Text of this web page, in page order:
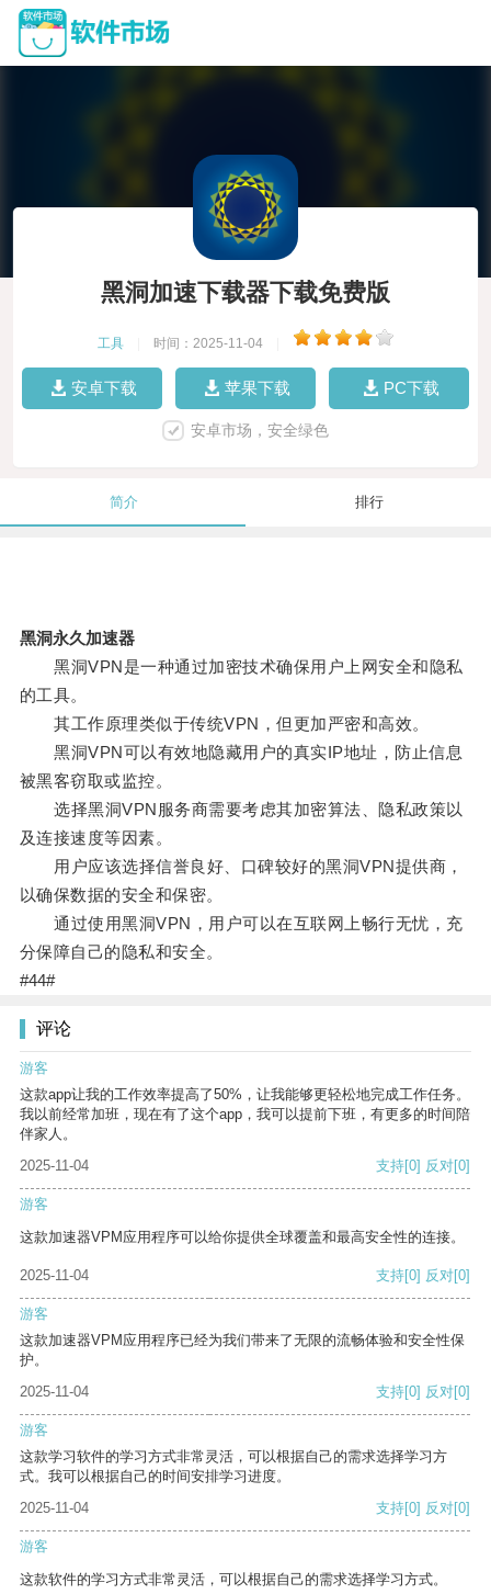
黑洞加速下载器下载免费版
工具 时间：2025-11-04
安卓下载 苹果下载 PC下载
安卓市场，安全绿色
简介 排行
黑洞永久加速器
黑洞VPN是一种通过加密技术确保用户上网安全和隐私
的工具。
其工作原理类似于传统VPN，但更加严密和高效。
黑洞VPN可以有效地隐藏用户的真实IP地址，防止信息
被黑客窃取或监控。
选择黑洞VPN服务商需要考虑其加密算法、隐私政策以
及连接速度等因素。
用户应该选择信誉良好、口碑较好的黑洞VPN提供商，
以确保数据的安全和保密。
通过使用黑洞VPN，用户可以在互联网上畅行无忧，充
分保障自己的隐私和安全。
#44#
评论
游客
这款app让我的工作效率提高了50%，让我能够更轻松地完成工作任务。
我以前经常加班，现在有了这个app，我可以提前下班，有更多的时间陪
伴家人。
2025-11-04
支持[0] 反对[0]
游客
这款加速器VPM应用程序可以给你提供全球覆盖和最高安全性的连接。
2025-11-04 支持[0] 反对[0]
游客
这款加速器VPM应用程序已经为我们带来了无限的流畅体验和安全性保
护。
2025-11-04
支持[0] 反对[0]
游客
这款学习软件的学习方式非常灵活，可以根据自己的需求选择学习方
式。我可以根据自己的时间安排学习进度。
2025-11-04
支持[0] 反对[0]
游客
这款软件的学习方式非常灵活，可以根据自己的需求选择学习方式。